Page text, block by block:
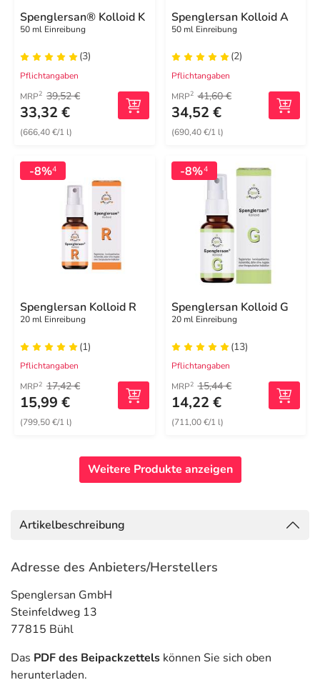
Spenglersan® Kolloid K
50 ml Einreibung
(3)
Pflichtangaben
MRP2 39,52 €
33,32 €
(666,40 €/1 l)
Spenglersan Kolloid A
50 ml Einreibung
(2)
Pflichtangaben
MRP2 41,60 €
34,52 €
(690,40 €/1 l)
-8%4
Spenglersan Kolloid R
20 ml Einreibung
(1)
Pflichtangaben
MRP2 17,42 €
15,99 €
(799,50 €/1 l)
-8%4
Spenglersan Kolloid G
20 ml Einreibung
(13)
Pflichtangaben
MRP2 15,44 €
14,22 €
(711,00 €/1 l)
Weitere Produkte anzeigen
Artikelbeschreibung
Adresse des Anbieters/Herstellers
Spenglersan GmbH
Steinfeldweg 13
77815 Bühl
Das PDF des Beipackzettels können Sie sich oben
herunterladen.